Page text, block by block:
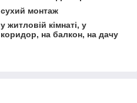
сухий монтаж
у житловій кімнаті, у
коридор, на балкон, на дачу